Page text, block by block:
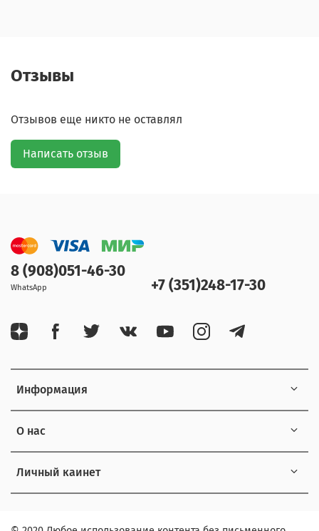
Отзывы
Отзывов еще никто не оставлял
Написать отзыв
Информация
О нас
Личный каинет
8 (908)051-46-30
WhatsApp +7 (351)248-17-30